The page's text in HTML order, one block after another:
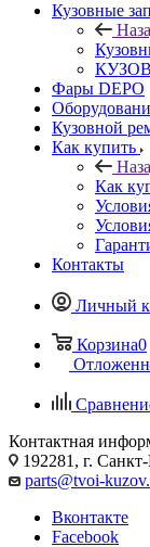
Кузовные
Фары DEPO
Кузовной
Как купить
Как
Контакты
Личный
Корзина0
Контактная
192281, г.
parts@tvoi-
Вконтакте
Facebook